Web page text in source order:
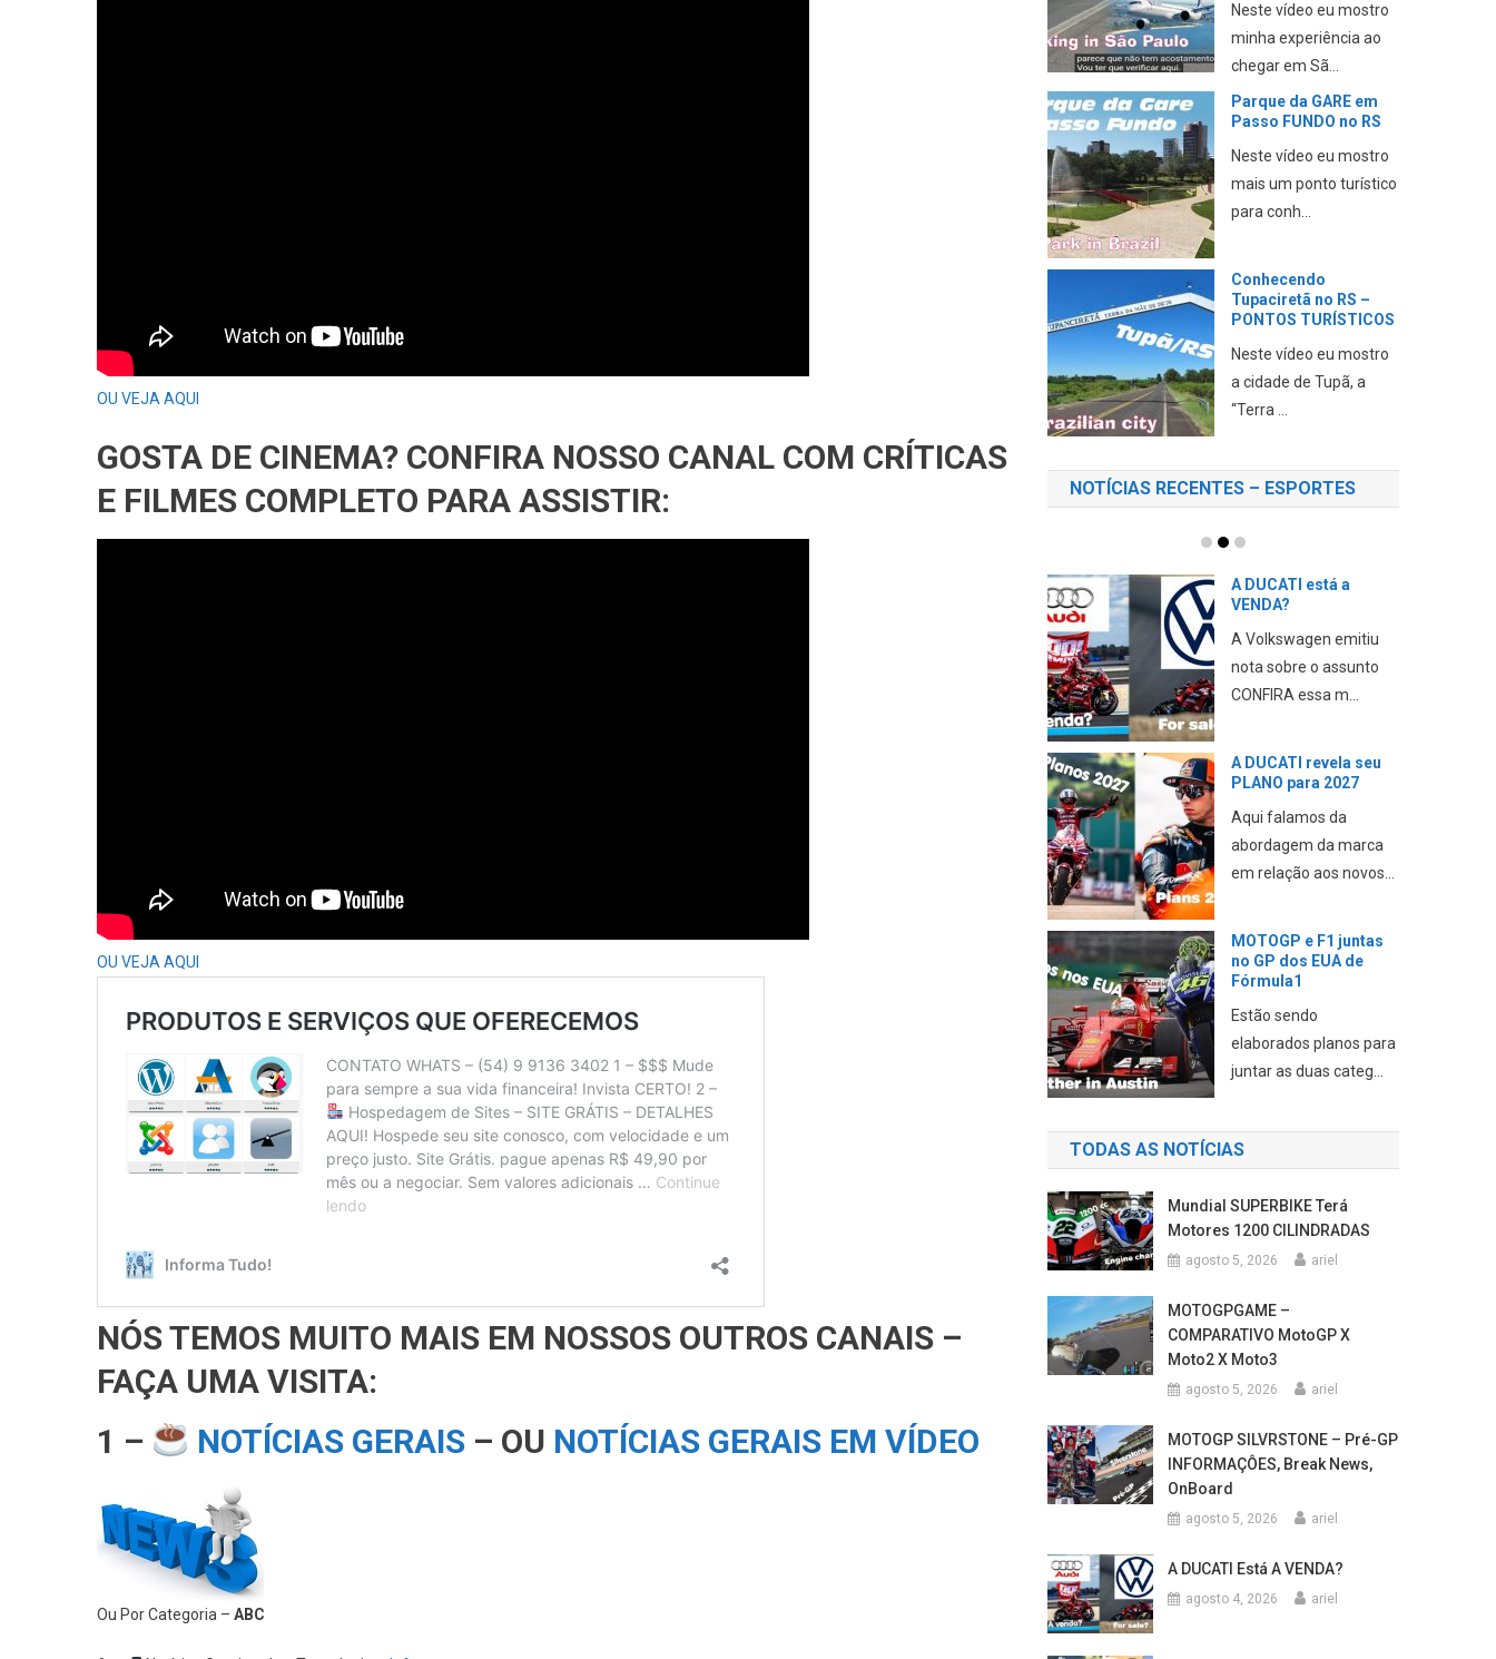
OU VEJA AQUI
GOSTA DE CINEMA? CONFIRA NOSSO CANAL COM CRÍTICAS
E FILMES COMPLETO PARA ASSISTIR:
OU VEJA AQUI
NÓS TEMOS MUITO MAIS EM NOSSOS OUTROS CANAIS –
FAÇA UMA VISITA:
1 –
NOTÍCIAS GERAIS – OU NOTÍCIAS GERAIS EM VÍDEO
Ou Por Categoria – ABC
Neste vídeo eu mostro
minha experiência ao
chegar em Sã...
Parque da GARE em
Passo FUNDO no RS
Neste vídeo eu mostro
mais um ponto turístico
para conh...
Conhecendo
Tupaciretã no RS –
PONTOS TURÍSTICOS
Neste vídeo eu mostro
a cidade de Tupã, a
“Terra ...
NOTÍCIAS RECENTES – ESPORTES
A DUCATI está a
VENDA?
A Volkswagen emitiu
nota sobre o assunto
CONFIRA essa m...
A DUCATI revela seu
PLANO para 2027
Aqui falamos da
abordagem da marca
em relação aos novos...
MOTOGP e F1 juntas
no GP dos EUA de
Fórmula1
Estão sendo
elaborados planos para
juntar as duas categ...
TODAS AS NOTÍCIAS
Mundial SUPERBIKE Terá
Motores 1200 CILINDRADAS
agosto 5, 2026 ariel
MOTOGPGAME –
COMPARATIVO MotoGP X
Moto2 X Moto3
agosto 5, 2026 ariel
MOTOGP SILVRSTONE – Pré-GP
INFORMAÇÔES, Break News,
OnBoard
agosto 5, 2026 ariel
A DUCATI Está A VENDA?
agosto 4, 2026 ariel